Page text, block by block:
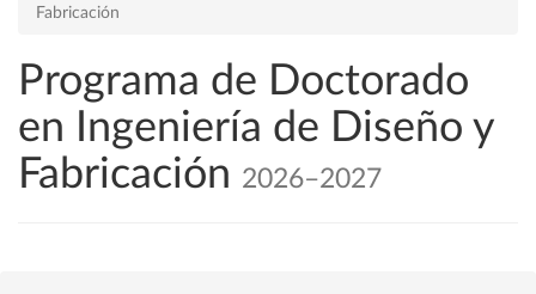
Fabricación
Programa de Doctorado
en Ingeniería de Diseño y
Fabricación 2026–2027